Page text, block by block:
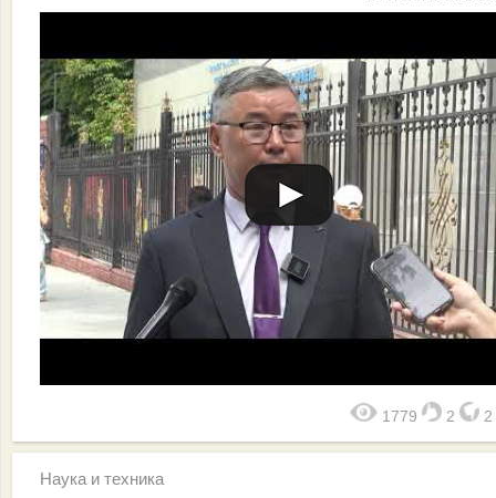
1779 2 2
Наука и техника